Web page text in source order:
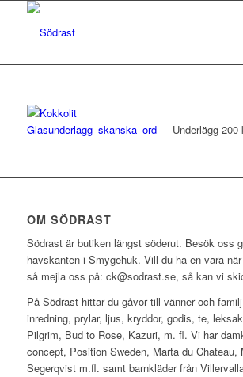
Underlägg 200
OM SÖDRAST
Södrast är butiken längst söderut. Besök oss
havskanten i Smygehuk. Vill du ha en vara
så mejla oss på: ck@sodrast.se, så kan vi
På Södrast hittar du gåvor till vänner och
inredning, prylar, ljus, kryddor, godis, te,
Pilgrim, Bud to Rose, Kazuri, m. fl. Vi har
concept, Position Sweden, Marta du Chateau,
Segerqvist m.fl. samt barnkläder från